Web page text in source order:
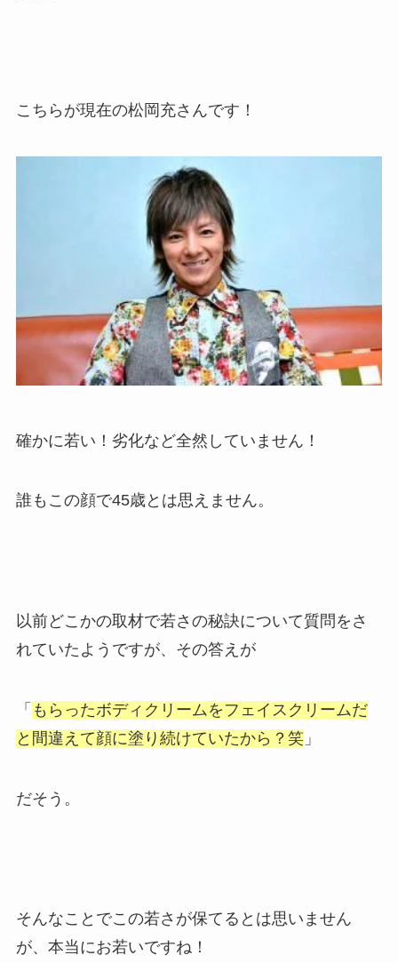
こちらが現在の松岡充さんです！
確かに若い！劣化など全然していません！
誰もこの顔で45歳とは思えません。
以前どこかの取材で若さの秘訣について質問をさ
れていたようですが、その答えが
「 もらったボディクリームをフェイスクリームだ
と間違えて顔に塗り続けていたから？笑 」
だそう。
そんなことでこの若さが保てるとは思いません
が、本当にお若いですね！